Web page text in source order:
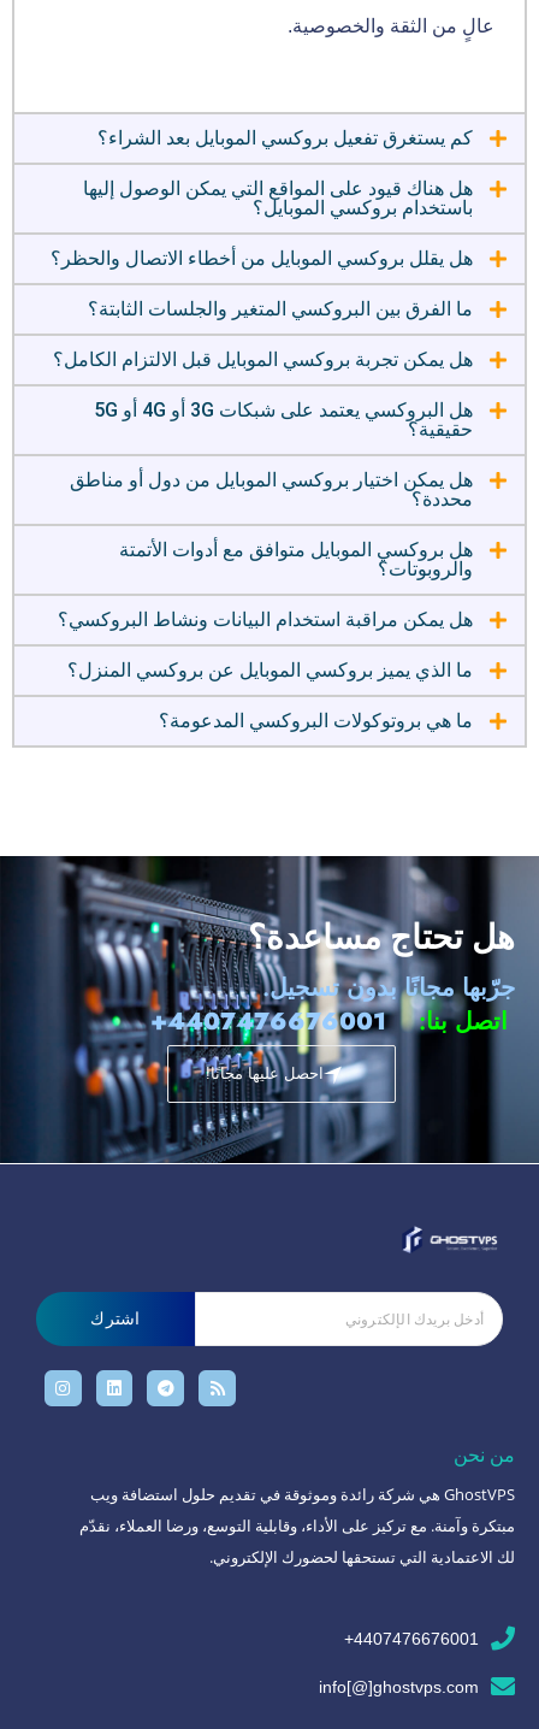
عالٍ من الثقة والخصوصية.
كم يستغرق تفعيل بروكسي الموبايل بعد الشراء؟
هل هناك قيود على المواقع التي يمكن الوصول إليها
باستخدام بروكسي الموبايل؟
هل يقلل بروكسي الموبايل من أخطاء الاتصال والحظر؟
ما الفرق بين البروكسي المتغير والجلسات الثابتة؟
هل يمكن تجربة بروكسي الموبايل قبل الالتزام الكامل؟
هل البروكسي يعتمد على شبكات 3G أو 4G أو 5G
حقيقية؟
هل يمكن اختيار بروكسي الموبايل من دول أو مناطق
محددة؟
هل بروكسي الموبايل متوافق مع أدوات الأتمتة
والروبوتات؟
هل يمكن مراقبة استخدام البيانات ونشاط البروكسي؟
ما الذي يميز بروكسي الموبايل عن بروكسي المنزل؟
ما هي بروتوكولات البروكسي المدعومة؟
هل تحتاج مساعدة؟
جرّبها مجانًا بدون تسجيل.
اتصل بنا:
4407476676001+
احصل عليها مجانًا!
اشترك
من نحن
GhostVPS هي شركة رائدة وموثوقة في تقديم حلول استضافة ويب
مبتكرة وآمنة. مع تركيز على الأداء، وقابلية التوسع، ورضا العملاء، نقدّم
لك الاعتمادية التي تستحقها لحضورك الإلكتروني.
4407476676001+
info[@]ghostvps.com